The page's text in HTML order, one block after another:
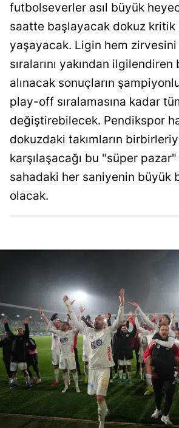
futbolseverler asıl büyük
saatte başlayacak dokuz kritik
yaşayacak. Ligin hem
sıralarını yakından
alınacak sonuçların
play-off sıralamasına kadar
değiştirebilecek. Pendikspor
dokuzdaki takımların
karşılaşacağı bu "süper
sahadaki her saniyenin büyük
olacak.